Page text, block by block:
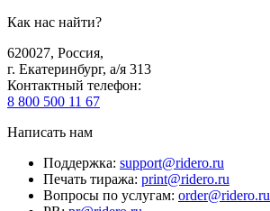
Как нас найти?
620027, Россия,
г. Екатеринбург, а/я 313
Контактный телефон:
8 800 500 11 67
Написать нам
Поддержка: support@ridero.ru
Печать тиража: print@ridero.ru
Вопросы по услугам: order@ridero.ru